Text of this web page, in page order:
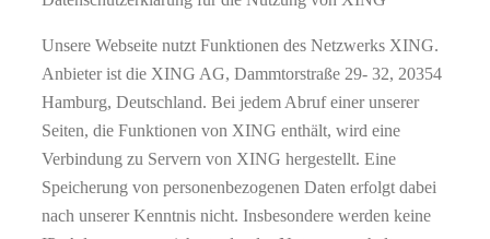
Unsere Webseite nutzt Funktionen des Netzwerks XING.
Anbieter ist die XING AG, Dammtorstraße 29- 32, 20354
Hamburg, Deutschland. Bei jedem Abruf einer unserer
Seiten, die Funktionen von XING enthält, wird eine
Verbindung zu Servern von XING hergestellt. Eine
Speicherung von personenbezogenen Daten erfolgt dabei
nach unserer Kenntnis nicht. Insbesondere werden keine